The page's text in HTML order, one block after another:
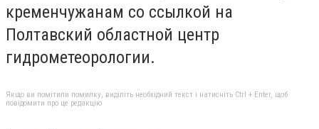
кременчужанам со ссылкой на
Полтавский областной центр
гидрометеорологии.
Якщо ви помітили помилку, виділіть необхідний текст і натисніть Ctrl + Enter, щоб
повідомити про це редакцію